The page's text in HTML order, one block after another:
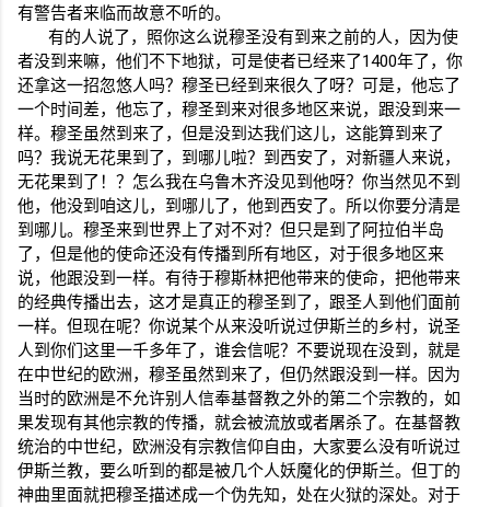
有警告者来临而故意不听的。
有的人说了，照你这么说穆圣没有到来之前的人，因为使
者没到来嘛，他们不下地狱，可是使者已经来了1400年了，你
还拿这一招忽悠人吗？穆圣已经到来很久了呀？可是，他忘了
一个时间差，他忘了，穆圣到来对很多地区来说，跟没到来一
样。穆圣虽然到来了，但是没到达我们这儿，这能算到来了
吗？我说无花果到了，到哪儿啦？到西安了，对新疆人来说，
无花果到了！？怎么我在乌鲁木齐没见到他呀？你当然见不到
他，他没到咱这儿，到哪儿了，他到西安了。所以你要分清是
到哪儿。穆圣来到世界上了对不对？但只是到了阿拉伯半岛
了，但是他的使命还没有传播到所有地区，对于很多地区来
说，他跟没到一样。有待于穆斯林把他带来的使命，把他带来
的经典传播出去，这才是真正的穆圣到了，跟圣人到他们面前
一样。但现在呢？你说某个从来没听说过伊斯兰的乡村，说圣
人到你们这里一千多年了，谁会信呢？不要说现在没到，就是
在中世纪的欧洲，穆圣虽然到来了，但仍然跟没到一样。因为
当时的欧洲是不允许别人信奉基督教之外的第二个宗教的，如
果发现有其他宗教的传播，就会被流放或者屠杀了。在基督教
统治的中世纪，欧洲没有宗教信仰自由，大家要么没有听说过
伊斯兰教，要么听到的都是被几个人妖魔化的伊斯兰。但丁的
神曲里面就把穆圣描述成一个伪先知，处在火狱的深处。对于